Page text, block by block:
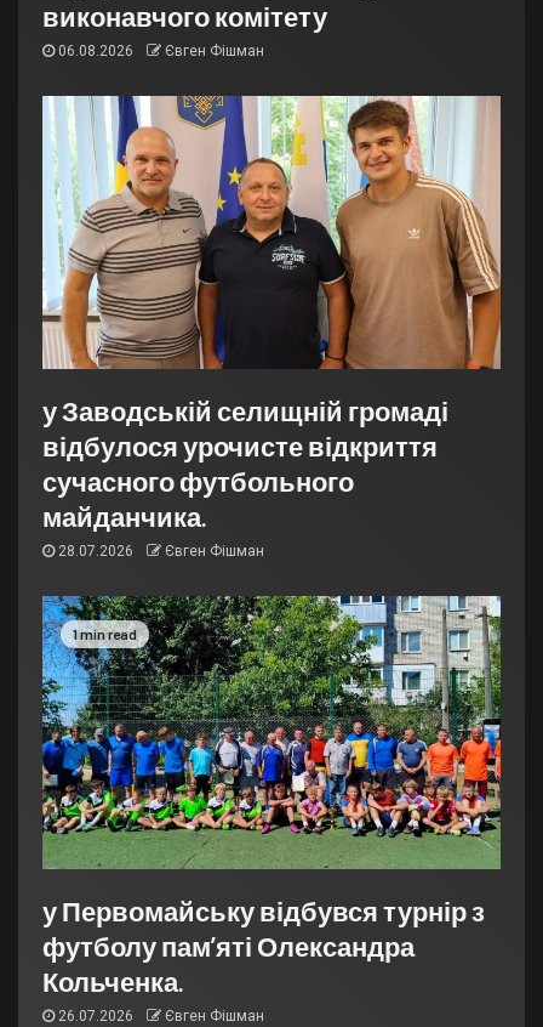
виконавчого комітету
06.08.2026 Євген Фішман
у Заводській селищній громаді
відбулося урочисте відкриття
сучасного футбольного
майданчика.
28.07.2026 Євген Фішман
1 min read
у Первомайську відбувся турнір з
футболу пам’яті Олександра
Кольченка.
26.07.2026 Євген Фішман